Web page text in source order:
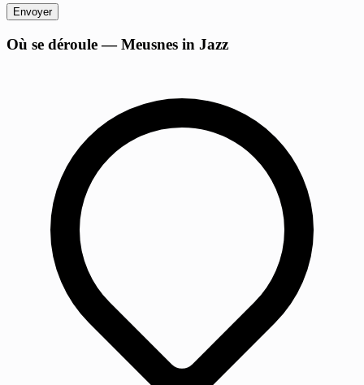
Envoyer
Où se déroule — Meusnes in Jazz